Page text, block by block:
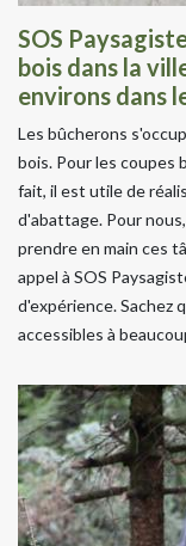
SOS
bois dans la
environs dans
Les bûcherons
bois. Pour les coupes
fait, il est utile de
d'abattage. Pour
prendre en main ces
appel à SOS
d'expérience. Sachez
accessibles à